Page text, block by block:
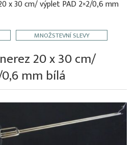
x 30 cm/ výplet PAD 2×2/0,6 mm
MNOŽSTEVNÍ SLEVY
20 x 30 cm/
mm bílá